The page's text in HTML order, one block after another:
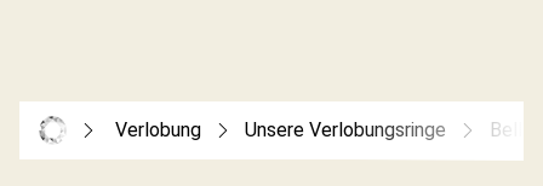
Verlobung Unsere Verlobungsringe Bella